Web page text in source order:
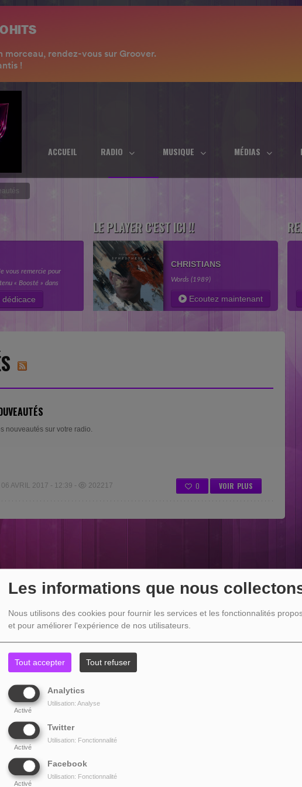
Les informations que nous
Nous utilisons des cookies pour fournir les services et les fonctionnalités
et pour améliorer l'expérience de nos utilisateurs.
Tout accepter Tout refuser
Analytics
Activé
Utilisation: Analyse
Twitter
Activé
Utilisation: Fonctionnalité
Facebook
Activé
Utilisation: Fonctionnalité
ACCUEIL RADIO MUSIQUE MÉDIAS
vous remercie pour
« Boosté » dans
». Toute
ravie...
LE PLAYER C'EST ICI !!
CHRISTIANS
Words (1989)
Ecoutez maintenant
nouveautés sur votre radio.
VOIR PLUS
0
06 AVRIL 2017 - 12:39 - 202217